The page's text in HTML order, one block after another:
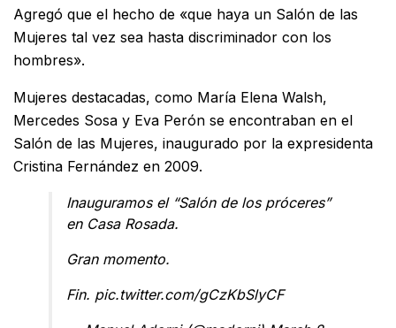
Agregó que el hecho de «que haya un Salón de las
Mujeres tal vez sea hasta discriminador con los
hombres».
Mujeres destacadas, como María Elena Walsh,
Mercedes Sosa y Eva Perón se encontraban en el
Salón de las Mujeres, inaugurado por la expresidenta
Cristina Fernández en 2009.
Inauguramos el “Salón de los próceres”
en Casa Rosada.
Gran momento.
Fin. pic.twitter.com/gCzKbSlyCF